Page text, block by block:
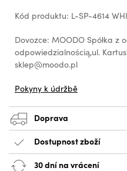
Kód produktu: L-SP-4614
Dovozce: MOODO Spółka z
odpowiedzialnością,ul.
sklep@moodo.pl
Pokyny k údržbě
Doprava
Dostupnost zboží
30 dní na vrácení